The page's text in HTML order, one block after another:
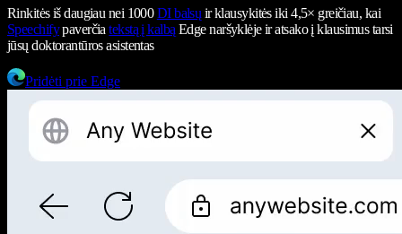
Rinkitės iš daugiau nei 1000DI balsų ir klausykitės iki 4,5× greičiau, kai
Speechifypaverčiatekstą į kalbą Edge naršyklėje ir atsako į klausimus tarsi
jūsų doktorantūros asistentas
Pridėti prie Edge